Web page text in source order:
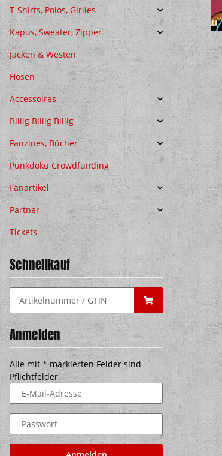
T-Shirts, Polos, Girlies
Kapus, Sweater, Zipper
Jacken & Westen
Hosen
Accessoires
Billig Billig Billig
Fanzines, Bücher
Punkdoku Crowdfunding
Fanartikel
Partner
Tickets
Schnellkauf
Anmelden
Alle mit *markierten Felder sind
Pflichtfelder.
E-Mail-Adresse
Passwort